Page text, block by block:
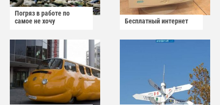
Погряз в работе по
самое не хочу
Бесплатный интернет